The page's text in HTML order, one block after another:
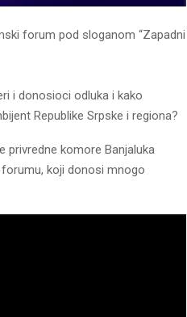
forum pod sloganom “Zapadni
i donosioci odluka i kako
Republike Srpske i regiona?
privredne komore Banjaluka
koji donosi mnogo